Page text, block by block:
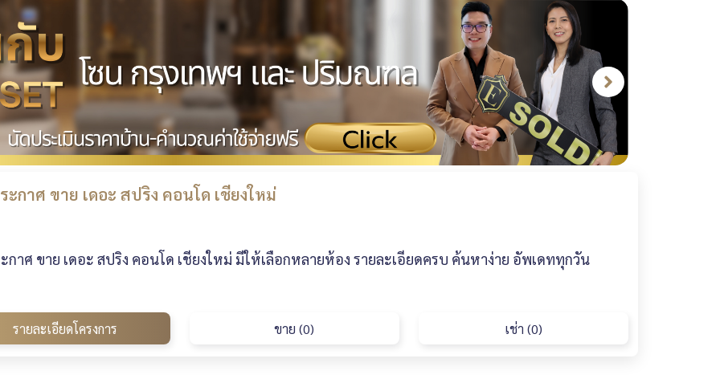
ะกาศ ขาย เดอะ สปริง คอนโด เชียงใหม่
กาศ ขาย เดอะ สปริง คอนโด เชียงใหม่ มีให้เลือกหลายห้อง รายละเอียดครบ ค้นหาง่าย อัพเดททุกวัน
รายละเอียดโครงการ ขาย (0) เช่า (0)